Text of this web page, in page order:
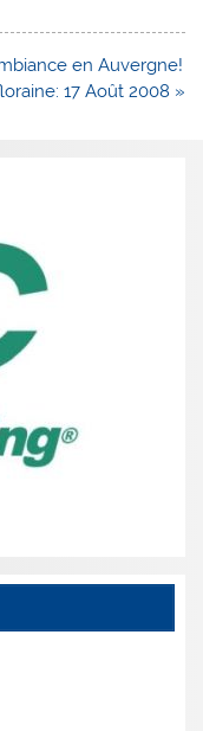
en Auvergne!
17 Août 2008 »